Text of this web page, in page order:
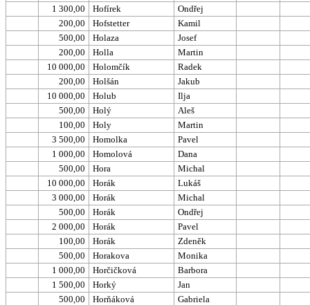
1 300,00
Hofírek
Ondřej
200,00
Hofstetter
Kamil
500,00
Holaza
Josef
200,00
Holla
Martin
10 000,00
Holomčík
Radek
200,00
Holšán
Jakub
10 000,00
Holub
Ilja
500,00
Holý
Aleš
100,00
Holy
Martin
3 500,00
Homolka
Pavel
1 000,00
Homolová
Dana
500,00
Hora
Michal
10 000,00
Horák
Lukáš
3 000,00
Horák
Michal
500,00
Horák
Ondřej
2 000,00
Horák
Pavel
100,00
Horák
Zdeněk
500,00
Horakova
Monika
1 000,00
Horčičková
Barbora
1 500,00
Horký
Jan
500,00
Horňáková
Gabriela